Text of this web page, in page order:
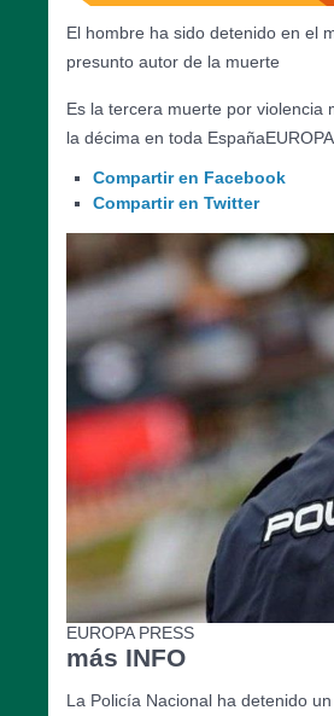
El hombre ha sido detenido en el
presunto autor de la muerte
Es la tercera muerte por violencia
la décima en toda
Compartir en Facebook
Compartir en Twitter
EUROPA PRESS
más INFO
La Policía Nacional ha detenido